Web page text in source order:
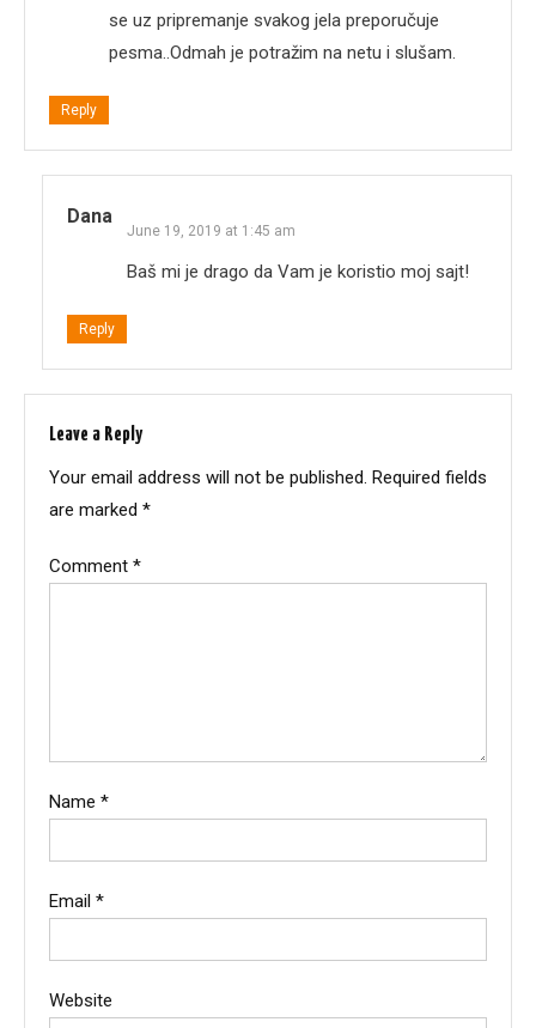
se uz pripremanje svakog jela preporučuje
pesma..Odmah je potražim na netu i slušam.
Reply
Dana
June 19, 2019 at 1:45 am
Baš mi je drago da Vam je koristio moj sajt!
Reply
Leave a Reply
Your email address will not be published. Required fields
are marked *
Comment *
Name *
Email *
Website